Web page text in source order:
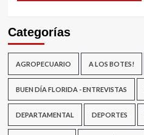
Categorías
AGROPECUARIO A LOS BOTES!
BUEN DÍA FLORIDA - ENTREVISTAS
DEPARTAMENTAL DEPORTES